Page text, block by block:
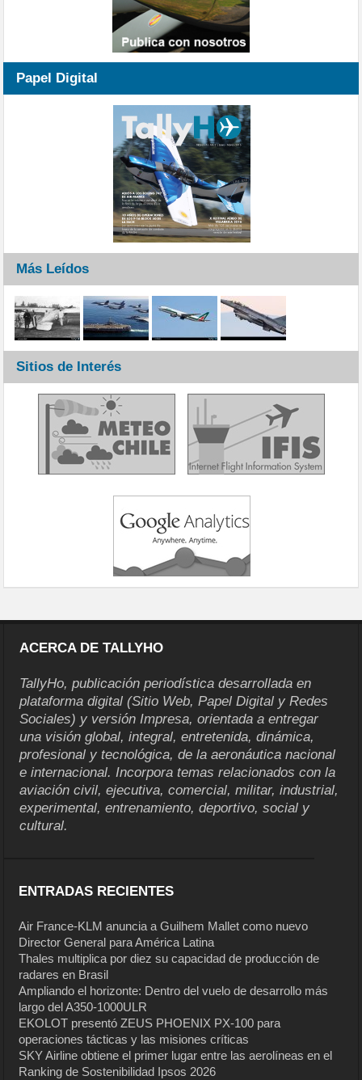
Papel Digital
Más Leídos
Sitios de Interés
ACERCA DE TALLYHO
TallyHo, publicación periodística desarrollada en
plataforma digital (Sitio Web, Papel Digital y Redes
Sociales) y versión Impresa, orientada a entregar
una visión global, integral, entretenida, dinámica,
profesional y tecnológica, de la aeronáutica nacional
e internacional. Incorpora temas relacionados con la
aviación civil, ejecutiva, comercial, militar, industrial,
experimental, entrenamiento, deportivo, social y
cultural.
ENTRADAS RECIENTES
Air France-KLM anuncia a Guilhem Mallet como nuevo
Director General para América Latina
Thales multiplica por diez su capacidad de producción de
radares en Brasil
Ampliando el horizonte: Dentro del vuelo de desarrollo más
largo del A350-1000ULR
EKOLOT presentó ZEUS PHOENIX PX-100 para
operaciones tácticas y las misiones críticas
SKY Airline obtiene el primer lugar entre las aerolíneas en el
Ranking de Sostenibilidad Ipsos 2026